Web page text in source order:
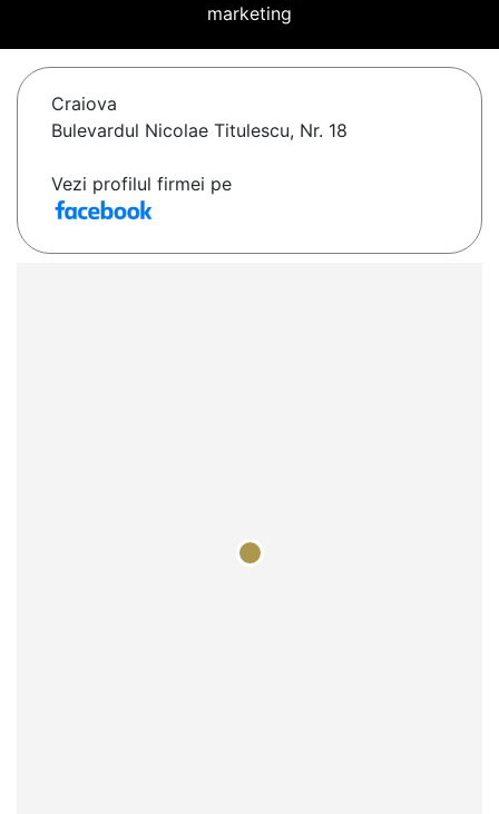
marketing
Craiova
Bulevardul Nicolae Titulescu, Nr. 18
Vezi profilul firmei pe